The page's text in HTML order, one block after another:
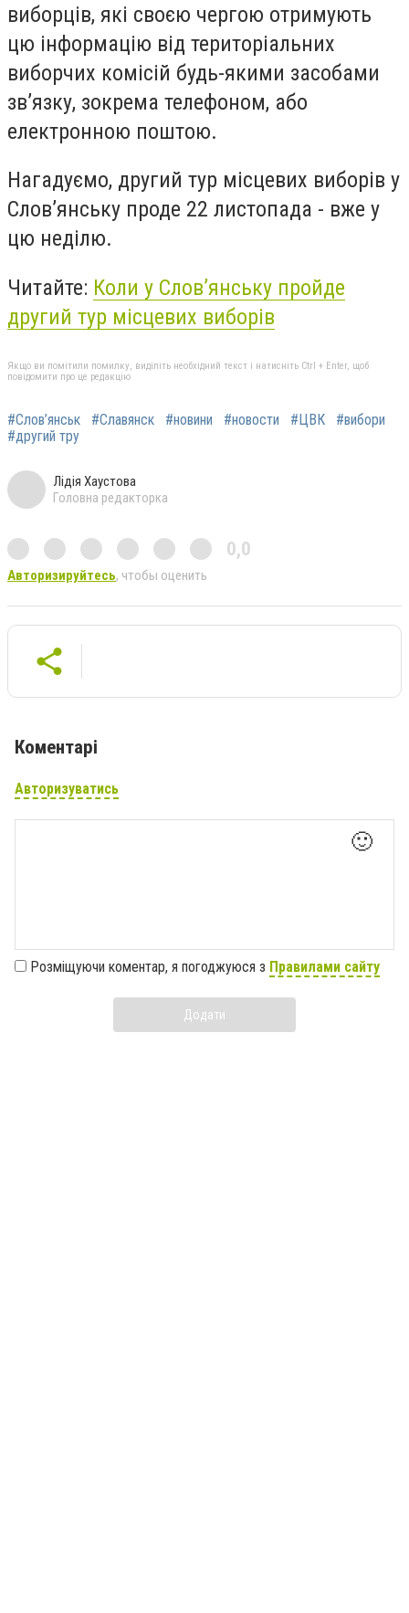
виборців, які своєю чергою отримують
цю інформацію від територіальних
виборчих комісій будь-якими засобами
зв’язку, зокрема телефоном, або
електронною поштою.
Нагадуємо, другий тур місцевих виборів у
Слов’янську проде 22 листопада - вже у
цю неділю.
Читайте: Коли у Слов’янську пройде
другий тур місцевих виборів
Якщо ви помітили помилку, виділіть необхідний текст і натисніть Ctrl + Enter, щоб
повідомити про це редакцію
#Слов’янськ #Славянск #новини #новости #ЦВК
#вибори
#другий тру
Лідія Хаустова
Головна редакторка
0,0
Авторизируйтесь, чтобы оценить
Коментарі
Авторизуватись
🙂
Розміщуючи коментар, я погоджуюся з Правилами сайту
Додати